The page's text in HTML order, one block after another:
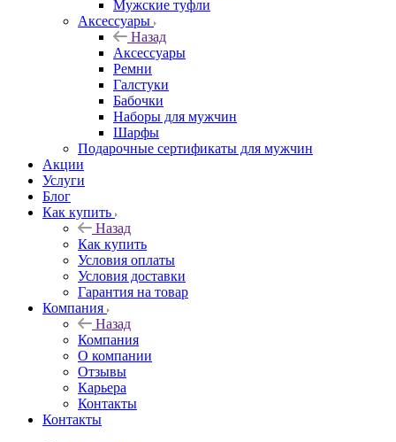
Мужские туфли
Аксессуары
Назад
Аксессуары
Ремни
Галстуки
Бабочки
Наборы для мужчин
Шарфы
Подарочные сертификаты для мужчин
Акции
Услуги
Блог
Как купить
Назад
Как купить
Условия оплаты
Условия доставки
Гарантия на товар
Компания
Назад
Компания
О компании
Отзывы
Карьера
Контакты
Контакты